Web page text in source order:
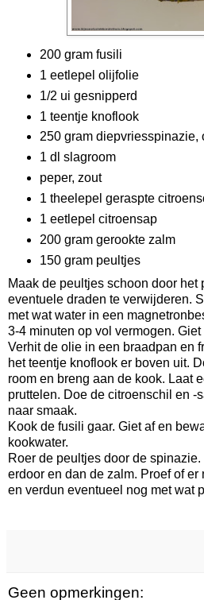
200 gram fusili
1 eetlepel olijfolie
1/2 ui gesnipperd
1 teentje knoflook
250 gram diepvriesspinazie,
1 dl slagroom
peper, zout
1 theelepel geraspte
1 eetlepel citroensap
200 gram gerookte zalm
150 gram peultjes
Maak de peultjes schoon door het
eventuele draden te verwijderen.
met wat water in een
3-4 minuten op vol vermogen.
Verhit de olie in een braadpan en
het teentje knoflook er boven uit.
room en breng aan de kook. Laat
pruttelen. Doe de citroenschil en -
naar smaak.
Kook de fusili gaar. Giet af en
kookwater.
Roer de peultjes door de
erdoor en dan de zalm. Proef of
en verdun eventueel nog met wat
Geen opmerkingen: